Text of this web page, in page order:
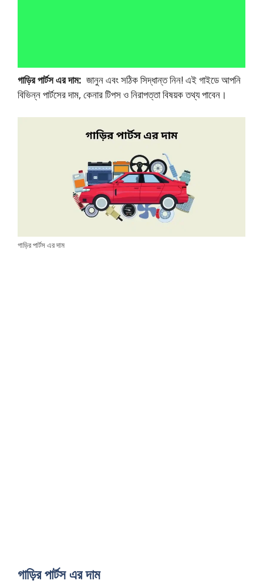
গাড়ির পার্টস এর দাম: জানুন এবং সঠিক সিদ্ধান্ত নিন! এই গাইডে আপনি
বিভিন্ন পার্টসের দাম, কেনার টিপস ও নিরাপত্তা বিষয়ক তথ্য পাবেন।
গাড়ির পার্টস এর দাম
গাড়ির পার্টস এর দাম